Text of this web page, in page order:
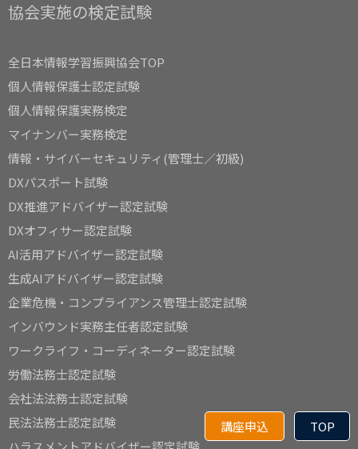
協会実施の検定試験
全日本情報学習振興協会TOP
個人情報保護士認定試験
個人情報保護実務検定
マイナンバー実務検定
情報・サイバーセキュリティ(管理士／初級)
DXパスポート試験
DX推進アドバイザー認定試験
DXオフィサー認定試験
AI活用アドバイザー認定試験
生成AIアドバイザー認定試験
企業危機・コンプライアンス管理士認定試験
インバウンド実務主任者認定試験
ワークライフ・コーディネーター認定試験
労働法務士認定試験
会社法法務士認定試験
民法法務士認定試験
講座申込 TOP